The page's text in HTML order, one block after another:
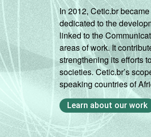
In 2012, Cetic.br
dedicated to the
linked to the
areas of work. It
strengthening its efforts
societies. Cetic.br’s
speaking countries of
Learn about our work